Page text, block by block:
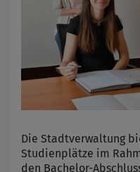
Die Stadtverwaltung
Studienplätze im
den Bachelor-